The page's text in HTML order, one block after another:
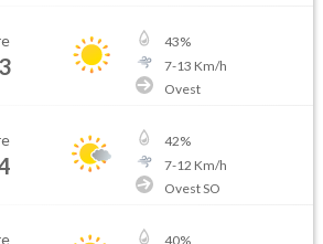
43%
7-13 Km/h
Ovest
42%
7-12 Km/h
Ovest SO
40%